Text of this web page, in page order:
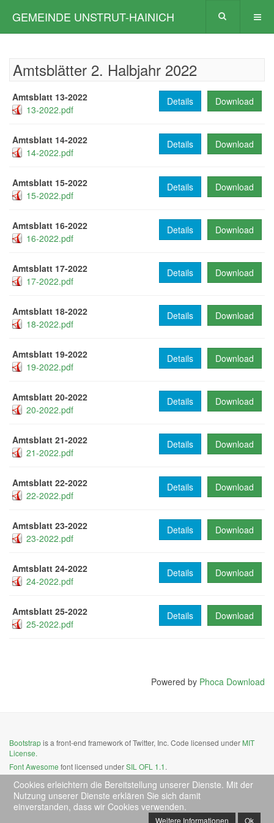
GEMEINDE UNSTRUT-HAINICH
Amtsblätter 2. Halbjahr 2022
Amtsblatt 13-2022
13-2022.pdf
Download
Details
Amtsblatt 14-2022
14-2022.pdf
Download
Details
Amtsblatt 15-2022
15-2022.pdf
Download
Details
Amtsblatt 16-2022
16-2022.pdf
Download
Details
Amtsblatt 17-2022
17-2022.pdf
Download
Details
Amtsblatt 18-2022
18-2022.pdf
Download
Details
Amtsblatt 19-2022
19-2022.pdf
Download
Details
Amtsblatt 20-2022
20-2022.pdf
Download
Details
Amtsblatt 21-2022
21-2022.pdf
Download
Details
Amtsblatt 22-2022
22-2022.pdf
Download
Details
Amtsblatt 23-2022
23-2022.pdf
Download
Details
Amtsblatt 24-2022
24-2022.pdf
Download
Details
Amtsblatt 25-2022
25-2022.pdf
Download
Details
Powered by Phoca Download
Bootstrapis a front-end framework of Twitter, Inc. Code licensed under MIT
License.
Font Awesome font licensed underSIL OFL 1.1.
Cookies erleichtern die Bereitstellung unserer Dienste. Mit der
Nutzung unserer Dienste erklären Sie sich damit
einverstanden, dass wir Cookies verwenden.
Weitere Informationen Ok